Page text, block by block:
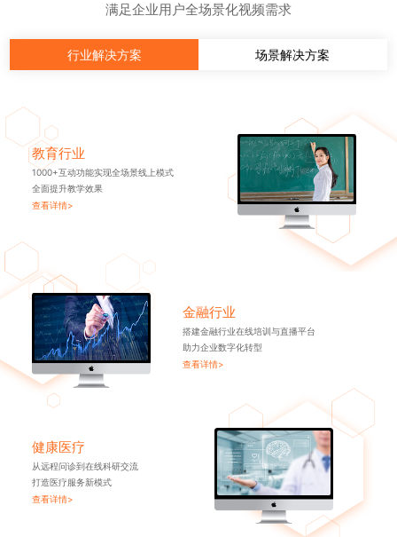
满足企业用户全场景化视频需求
行业解决方案 场景解决方案
教育行业
1000+互动功能实现全场景线上模式
全面提升教学效果
查看详情>
金融行业
搭建金融行业在线培训与直播平台
助力企业数字化转型
查看详情>
健康医疗
从远程问诊到在线科研交流
打造医疗服务新模式
查看详情>